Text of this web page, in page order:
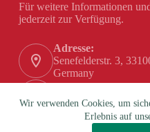
Wir verwenden Cookies, um
Erlebnis auf
Für weitere Informationen
jederzeit zur Verfügung.
Adresse:
Senefelderstr. 3,
Germany
+49 (0) 5251 / 180